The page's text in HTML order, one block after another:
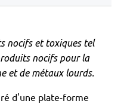
nocifs et toxiques tel
nocifs pour la
et de métaux lourds.
d'une plate-forme